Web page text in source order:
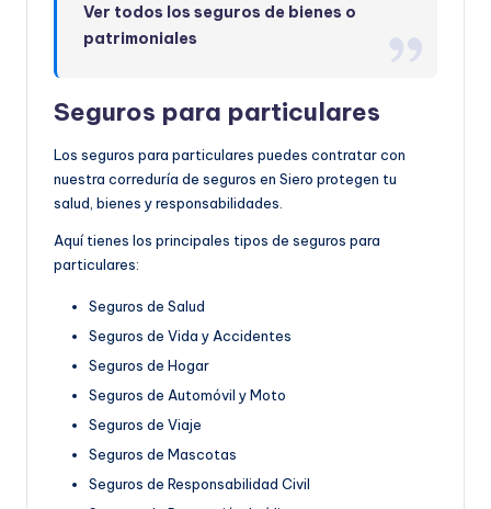
Ver todos los seguros de bienes o
patrimoniales
Seguros para particulares
Los seguros para particulares puedes contratar con
nuestra correduría de seguros en Siero protegen tu
salud, bienes y responsabilidades.
Aquí tienes los principales tipos de seguros para
particulares:
Seguros de Salud
Seguros de Vida y Accidentes
Seguros de Hogar
Seguros de Automóvil y Moto
Seguros de Viaje
Seguros de Mascotas
Seguros de Responsabilidad Civil